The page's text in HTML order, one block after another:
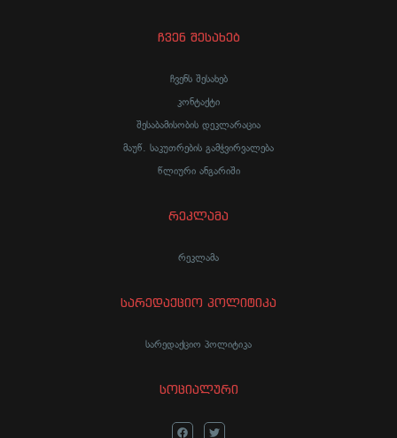
ჩვენ შესახებ
ჩვენს შესახებ
კონტაქტი
შესაბამისობის დეკლარაცია
მაუწ. საკუთრების გამჭვირვალება
წლიური ანგარიში
რეკლამა
რეკლამა
სარედაქციო პოლიტიკა
სარედაქციო პოლიტიკა
სოციალური